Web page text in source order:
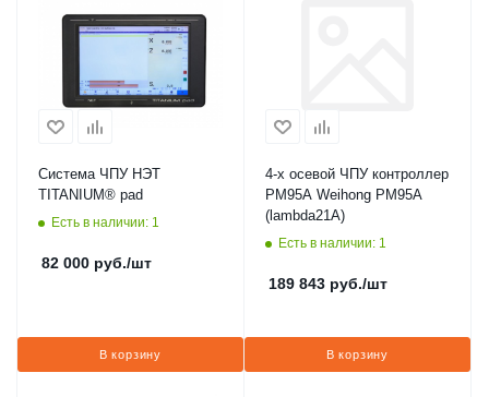
Система ЧПУ НЭТ
TITANIUM® pad
Есть в наличии: 1
82 000 руб./шт
В корзину
4-х осевой ЧПУ контроллер
PM95A Weihong PM95A
(lambda21A)
Есть в наличии: 1
189 843 руб./шт
В корзину